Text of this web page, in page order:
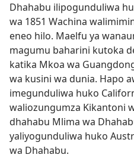
Dhahabu ilipogunduliwa
wa 1851 Wachina
eneo hilo. Maelfu ya
magumu baharini kutoka
katika Mkoa wa
wa kusini wa dunia. Hapo
imegunduliwa huko
waliozungumza Kikantoni
dhahabu Mlima wa
yaliyogunduliwa huko
wa Dhahabu.